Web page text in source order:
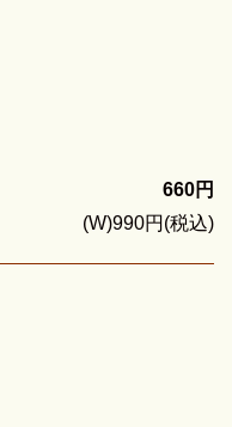
660円
(W)990円(税込)